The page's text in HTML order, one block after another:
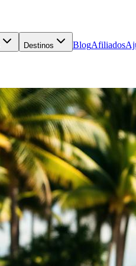
Destinos BlogAfiliados